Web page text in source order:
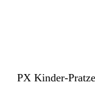
PX Kinder-